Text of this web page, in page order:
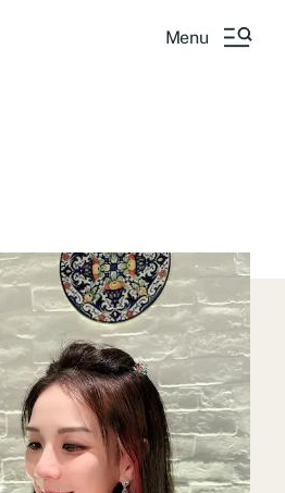
Menu